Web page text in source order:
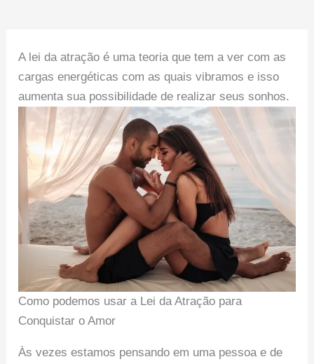
A lei da atração é uma teoria que tem a ver com as
cargas energéticas com as quais vibramos e isso
aumenta sua possibilidade de realizar seus sonhos.
Como podemos usar a Lei da Atração para
Conquistar o Amor
Às vezes estamos pensando em uma pessoa e de